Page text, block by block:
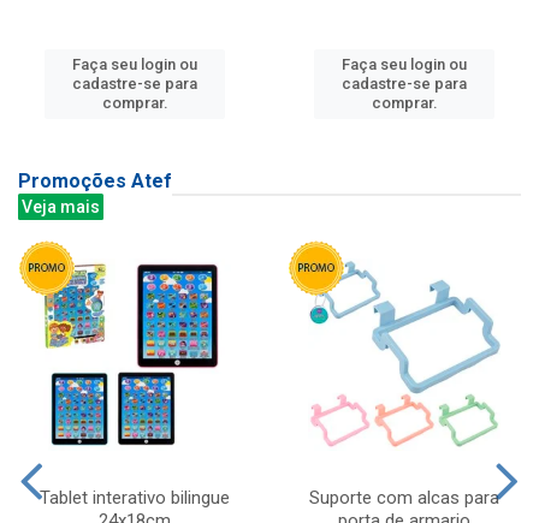
Faça seu login ou
cadastre-se para
comprar.
Faça seu login ou
cadastre-se para
comprar.
Promoções Atef
Veja mais
Tablet interativo bilingue
Suporte com alcas para